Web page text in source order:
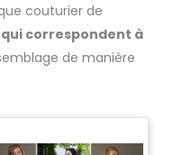
couturier de
correspondent à
de manière